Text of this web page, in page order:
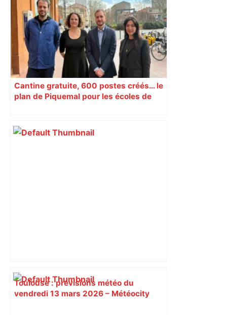
Cantine gratuite, 600 postes créés… le
plan de Piquemal pour les écoles de
Toulouse : prévisions météo du
vendredi 13 mars 2026 – Météocity